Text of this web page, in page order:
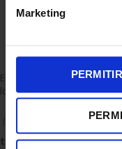
Marketing
Empresa dedicada a la
la experiencia de 36
C/ ALBERTO GRAY
todas nuestras tiendas